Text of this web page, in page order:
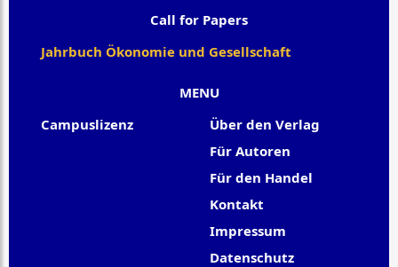
MENU
Campuslizenz
Über den Verlag
Für Autoren
Für den Handel
Kontakt
Impressum
Datenschutz
Call for Papers
Jahrbuch Ökonomie und Gesellschaft